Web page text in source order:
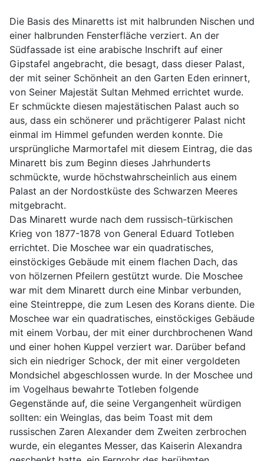
Die Basis des Minaretts ist mit halbrunden Nischen und
einer halbrunden Fensterfläche verziert. An der
Südfassade ist eine arabische Inschrift auf einer
Gipstafel angebracht, die besagt, dass dieser Palast,
der mit seiner Schönheit an den Garten Eden erinnert,
von Seiner Majestät Sultan Mehmed errichtet wurde.
Er schmückte diesen majestätischen Palast auch so
aus, dass ein schönerer und prächtigerer Palast nicht
einmal im Himmel gefunden werden konnte. Die
ursprüngliche Marmortafel mit diesem Eintrag, die das
Minarett bis zum Beginn dieses Jahrhunderts
schmückte, wurde höchstwahrscheinlich aus einem
Palast an der Nordostküste des Schwarzen Meeres
mitgebracht.
Das Minarett wurde nach dem russisch-türkischen
Krieg von 1877-1878 von General Eduard Totleben
errichtet. Die Moschee war ein quadratisches,
einstöckiges Gebäude mit einem flachen Dach, das
von hölzernen Pfeilern gestützt wurde. Die Moschee
war mit dem Minarett durch eine Minbar verbunden,
eine Steintreppe, die zum Lesen des Korans diente. Die
Moschee war ein quadratisches, einstöckiges Gebäude
mit einem Vorbau, der mit einer durchbrochenen Wand
und einer hohen Kuppel verziert war. Darüber befand
sich ein niedriger Schock, der mit einer vergoldeten
Mondsichel abgeschlossen wurde. In der Moschee und
im Vogelhaus bewahrte Totleben folgende
Gegenstände auf, die seine Vergangenheit würdigen
sollten: ein Weinglas, das beim Toast mit dem
russischen Zaren Alexander dem Zweiten zerbrochen
wurde, ein elegantes Messer, das Kaiserin Alexandra